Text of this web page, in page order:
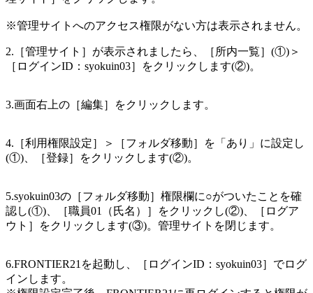
※管理サイトへのアクセス権限がない方は表示されません。
2.［管理サイト］が表示されましたら、［所内一覧］(①)＞
［ログインID：syokuin03］をクリックします(②)。
3.画面右上の［編集］をクリックします。
4.［利用権限設定］＞［フォルダ移動］を「あり」に設定し
(①)、［登録］をクリックします(②)。
5.syokuin03の［フォルダ移動］権限欄に○がついたことを確
認し(①)、［職員01（氏名）］をクリックし(②)、［ログア
ウト］をクリックします(③)。管理サイトを閉じます。
6.FRONTIER21を起動し、［ログインID：syokuin03］でログ
インします。